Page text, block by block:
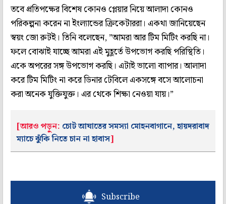
তবে প্রতিপক্ষের বিশেষ কোনও প্লেয়ার নিয়ে আলাদা কোনও
পরিকল্পনা করেন না ইংল্যান্ডের ক্রিকেটাররা। একথা জানিয়েছেন
স্বয়ং জো রুটই। তিনি বলেছেন, ”আমরা আর টিম মিটিং করছি না।
ফলে বোঝাই যাচ্ছে আমরা এই মুহূর্তে উপভোগ করছি পরিস্থিতি।
একে অপরের সঙ্গ উপভোগ করছি। এটাই ভালো ব্যাপার। আলাদা
করে টিম মিটিং না করে ডিনার টেবিলে একসঙ্গে বসে আলোচনা
করা অনেক যুক্তিযুক্ত। এর থেকে শিক্ষা নেওয়া যায়।”
[আরও পড়ুন: চোট আঘাতের সমস্যা মোহনবাগানে, হায়দরাবাদ
ম্যাচে ঝুঁকি নিতে চান না হাবাস]
Subscribe